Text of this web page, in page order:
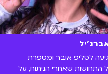
לסליפ אובר ומספרת
התחושות שאחרי הניתוח, על